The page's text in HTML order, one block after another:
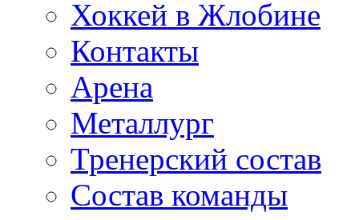
Хоккей в Жлобине
Контакты
Арена
Металлург
Тренерский состав
Состав команды